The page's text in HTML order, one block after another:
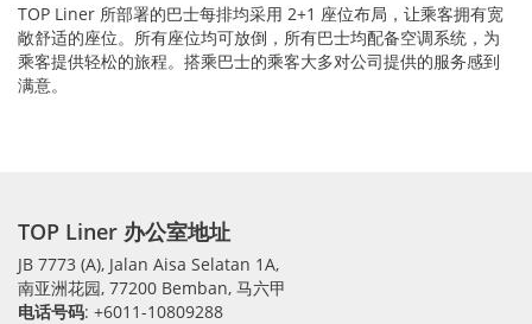
TOP Liner 所部署的巴士每排均采用 2+1 座位布局，让乘客拥有宽
敞舒适的座位。所有座位均可放倒，所有巴士均配备空调系统，为
乘客提供轻松的旅程。搭乘巴士的乘客大多对公司提供的服务感到
满意。
TOP Liner 办公室地址
JB 7773 (A), Jalan Aisa Selatan 1A,
南亚洲花园, 77200 Bemban, 马六甲
电话号码: +6011-10809288